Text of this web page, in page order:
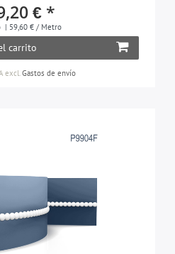
€ *
| 59,60 € / Metro
carrito
excl.Gastos de envío